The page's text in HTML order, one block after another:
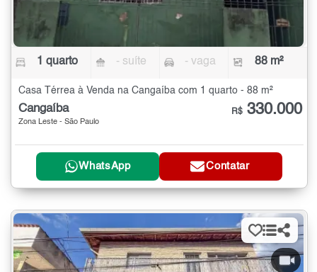
1 quarto - suíte - vaga 88 m²
Casa Térrea à Venda na Cangaíba com 1 quarto - 88 m²
Cangaíba
Zona Leste - São Paulo
R$ 330.000
WhatsApp Contatar